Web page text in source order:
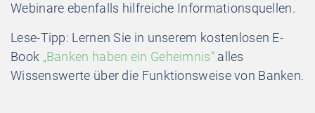
Webinare ebenfalls hilfreiche Informationsquellen.
Lese-Tipp: Lernen Sie in unserem kostenlosen E-
Book „Banken haben ein Geheimnis“alles
Wissenswerte über die Funktionsweise von Banken.